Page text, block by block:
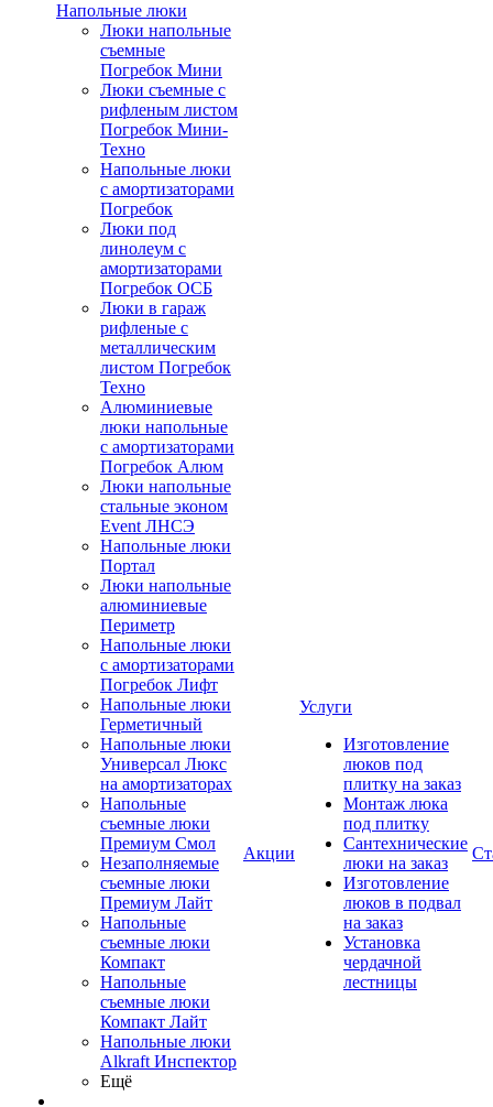
Напольные люки
Люки напольные
съемные
Погребок Мини
Люки съемные с
рифленым листом
Погребок Мини-
Техно
Напольные люки
с амортизаторами
Погребок
Люки под
линолеум с
амортизаторами
Погребок ОСБ
Люки в гараж
рифленые с
металлическим
листом Погребок
Техно
Алюминиевые
люки напольные
с амортизаторами
Погребок Алюм
Люки напольные
стальные эконом
Event ЛНСЭ
Напольные люки
Портал
Люки напольные
алюминиевые
Периметр
Напольные люки
с амортизаторами
Погребок Лифт
Напольные люки
Герметичный
Напольные люки
Универсал Люкс
на амортизаторах
Напольные
съемные люки
Премиум Смол
Незаполняемые
съемные люки
Премиум Лайт
Напольные
съемные люки
Компакт
Напольные
съемные люки
Компакт Лайт
Напольные люки
Alkraft Инспектор
Ещё
Акции
Услуги
Изготовление
люков под
плитку на заказ
Монтаж люка
под плитку
Сантехнические
люки на заказ
Изготовление
люков в подвал
на заказ
Установка
чердачной
лестницы